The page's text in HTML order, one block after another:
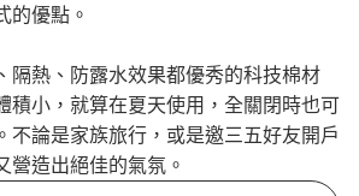
的優點。
隔熱、防露水效果都優秀的科技棉材
積小，就算在夏天使用，全關閉時也可
不論是家族旅行，或是邀三五好友開戶
營造出絕佳的氣氛。